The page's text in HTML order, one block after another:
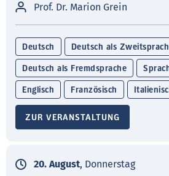
Prof. Dr. Marion Grein
Deutsch Deutsch als
Deutsch als Fremdsprache
Englisch Französisch
ZUR VERANSTALTUNG
20. August, Donnerstag